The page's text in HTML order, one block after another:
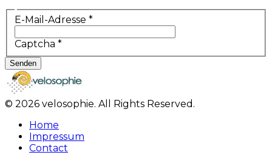
E-Mail-Adresse *
Captcha *
Senden
© 2026 velosophie. All Rights Reserved.
Home
Impressum
Contact